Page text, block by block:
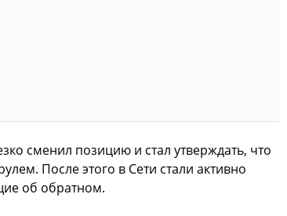
сменил позицию и стал утверждать, что
После этого в Сети стали активно
об обратном.